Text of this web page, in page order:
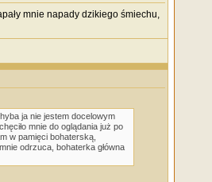
mnie napady dzikiego śmiechu,
ja nie jestem docelowym
mnie do oglądania już po
w pamięci bohaterską,
odrzuca, bohaterka główna